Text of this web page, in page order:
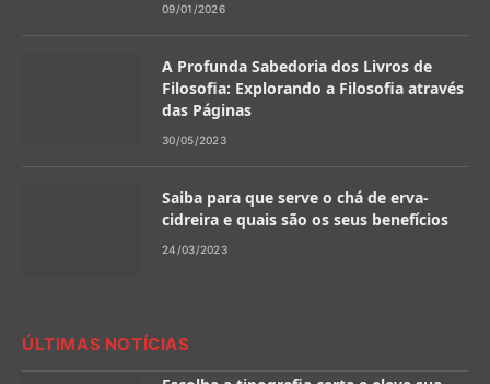
09/01/2026
A Profunda Sabedoria dos Livros de
Filosofia: Explorando a Filosofia através
das Páginas
30/05/2023
Saiba para que serve o chá de erva-
cidreira e quais são os seus benefícios
24/03/2023
ÚLTIMAS NOTÍCIAS